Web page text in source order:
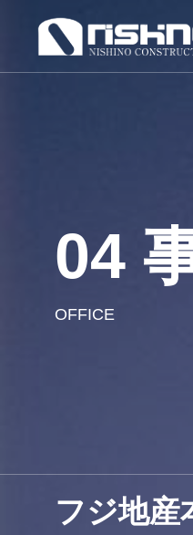
フジ地産
04
OFFICE